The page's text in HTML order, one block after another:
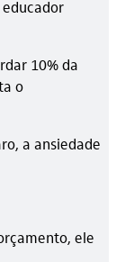
10% da
o
a ansiedade
ele